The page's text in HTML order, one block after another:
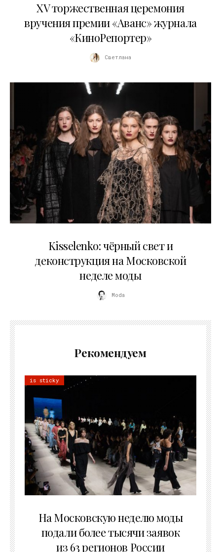
XV торжественная церемония
вручения премии «Аванс» журнала
«КиноРепортер»
Светлана
Kisselenko: чёрный свет и
деконструкция на Московской
неделе моды
Moda
Рекомендуем
is sticky
На Московскую неделю моды
подали более тысячи заявок
из 63 регионов России